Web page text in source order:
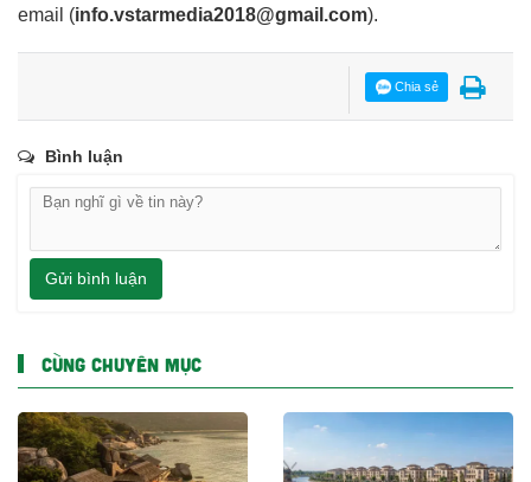
email (info.vstarmedia2018@gmail.com).
Chia sẻ
Bình luận
Gửi bình luận
CÙNG CHUYÊN MỤC